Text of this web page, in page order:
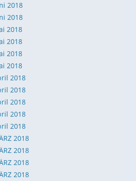
2018
2018
2018
2018
2018
2018
2018
2018
2018
2018
2018
2018
2018
2018
2018